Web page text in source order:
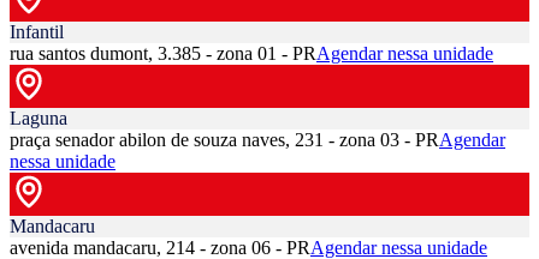
Infantil
rua santos dumont, 3.385 - zona 01 - PRAgendar nessa unidade
Laguna
praça senador abilon de souza naves, 231 - zona 03 - PRAgendar
nessa unidade
Mandacaru
avenida mandacaru, 214 - zona 06 - PRAgendar nessa unidade